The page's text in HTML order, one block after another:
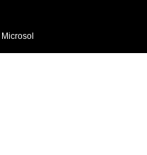
Microsol